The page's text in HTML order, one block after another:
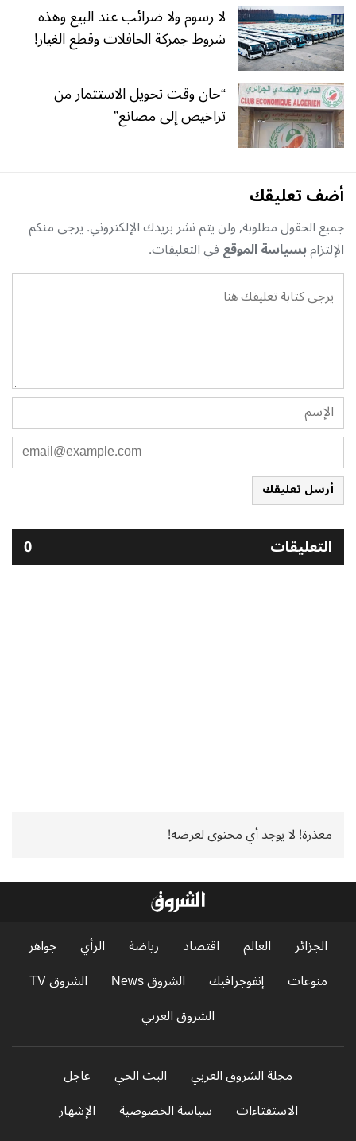
لا رسوم ولا ضرائب عند البيع وهذه
شروط جمركة الحافلات وقطع الغيار!
“حان وقت تحويل الاستثمار من
تراخيص إلى مصانع”
أضف تعليقك
جميع الحقول مطلوبة, ولن يتم نشر بريدك الإلكتروني. يرجى منكم
الإلتزامبسياسة الموقعفي التعليقات.
أرسل تعليقك
التعليقات 0
معذرة! لا يوجد أي محتوى لعرضه!
الجزائر العالم اقتصاد رياضة الرأي
جواهر
منوعات
إنفوجرافيك الشروق News
الشروق TV
الشروق العربي
مجلة الشروق العربي البث الحي
عاجل
الاستفتاءات
سياسة الخصوصية الإشهار